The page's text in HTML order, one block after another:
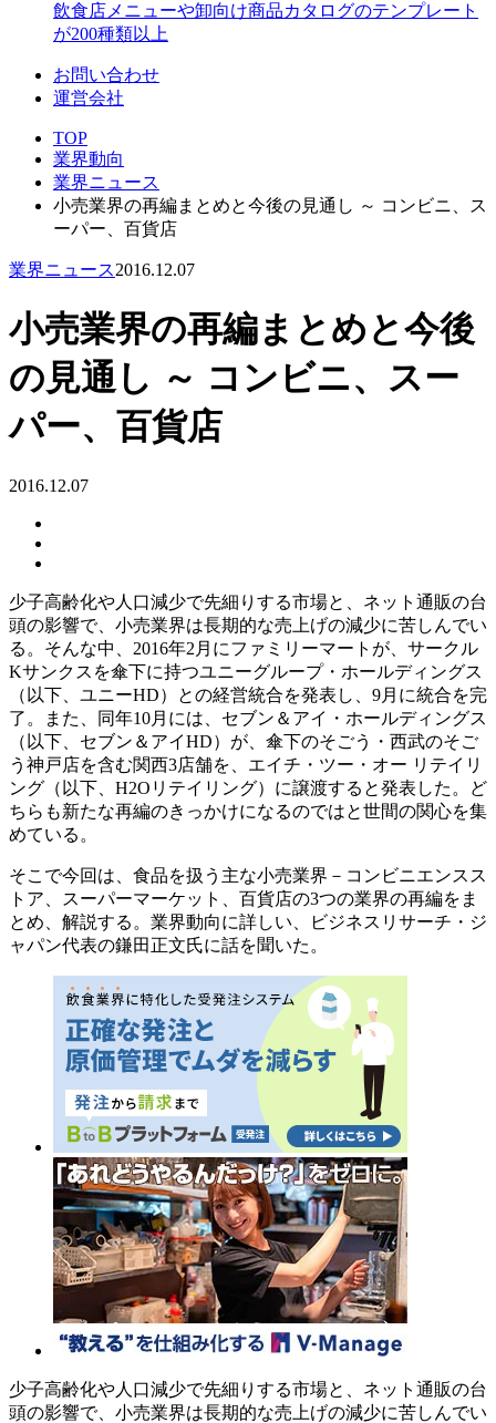
飲食店メニューや卸向け商品カタログのテンプレート
が200種類以上
お問い合わせ
運営会社
TOP
業界動向
業界ニュース
小売業界の再編まとめと今後の見通し ～ コンビニ、ス
ーパー、百貨店
業界ニュース2016.12.07
小売業界の再編まとめと今後
の見通し ～ コンビニ、スー
パー、百貨店
2016.12.07
少子高齢化や人口減少で先細りする市場と、ネット通販の台
頭の影響で、小売業界は長期的な売上げの減少に苦しんでい
る。そんな中、2016年2月にファミリーマートが、サークル
Kサンクスを傘下に持つユニーグループ・ホールディングス
（以下、ユニーHD）との経営統合を発表し、9月に統合を完
了。また、同年10月には、セブン＆アイ・ホールディングス
（以下、セブン＆アイHD）が、傘下のそごう・西武のそご
う神戸店を含む関西3店舗を、エイチ・ツー・オー リテイリ
ング（以下、H2Oリテイリング）に譲渡すると発表した。ど
ちらも新たな再編のきっかけになるのではと世間の関心を集
めている。
そこで今回は、食品を扱う主な小売業界－コンビニエンスス
トア、スーパーマーケット、百貨店の3つの業界の再編をま
とめ、解説する。業界動向に詳しい、ビジネスリサーチ・ジ
ャパン代表の鎌田正文氏に話を聞いた。
少子高齢化や人口減少で先細りする市場と、ネット通販の台
頭の影響で、小売業界は長期的な売上げの減少に苦しんでい